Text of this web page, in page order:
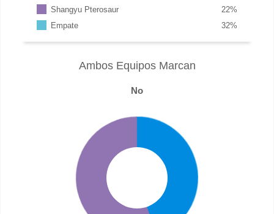
Shangyu Pterosaur %
22
Empate
%
32
Ambos Equipos Marcan
No